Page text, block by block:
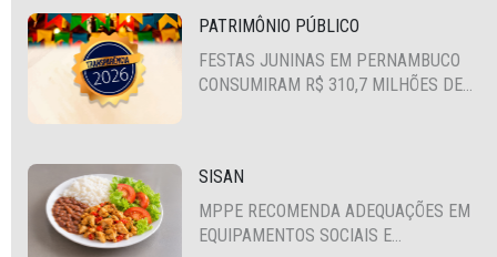
PATRIMÔNIO PÚBLICO
FESTAS JUNINAS EM PERNAMBUCO
CONSUMIRAM R$ 310,7 MILHÕES DE
SISAN
MPPE RECOMENDA ADEQUAÇÕES EM
EQUIPAMENTOS SOCIAIS E